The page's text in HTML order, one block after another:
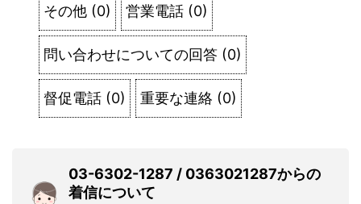
その他 (0) 営業電話 (0)
問い合わせについての回答 (0)
督促電話 (0) 重要な連絡 (0)
03-6302-1287 / 0363021287からの
着信について